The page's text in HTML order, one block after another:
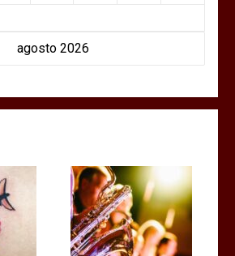
agosto 2026